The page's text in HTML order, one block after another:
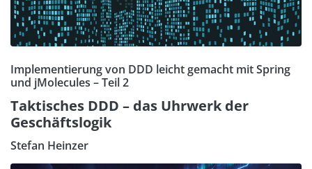
Implementierung von DDD leicht gemacht mit Spring
und jMolecules – Teil 2
Taktisches DDD – das Uhrwerk der
Geschäftslogik
Stefan Heinzer